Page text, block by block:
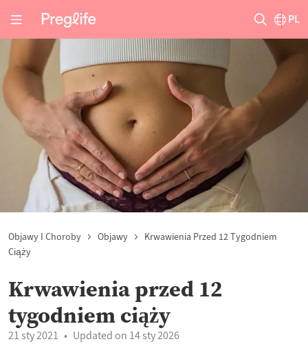
PL
Objawy I Choroby Objawy
Krwawienia Przed 12 Tygodniem
Ciąży
Krwawienia przed 12
tygodniem ciąży
21 sty 2021 Updated on 14 sty 2026